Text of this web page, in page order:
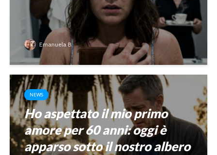
Emanuela B.
NEWS
Ho aspettato il mio primo
amore per 60 anni: oggi è
apparso sotto il nostro albero